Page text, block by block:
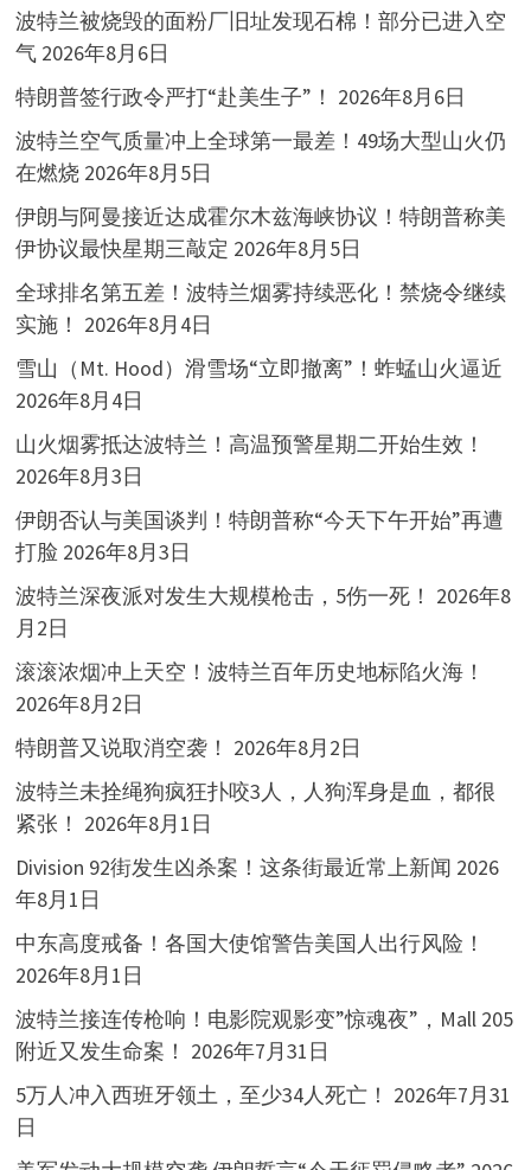
波特兰被烧毁的面粉厂旧址发现石棉！部分已进入空
气 2026年8月6日
特朗普签行政令严打“赴美生子”！ 2026年8月6日
波特兰空气质量冲上全球第一最差！49场大型山火仍
在燃烧 2026年8月5日
伊朗与阿曼接近达成霍尔木兹海峡协议！特朗普称美
伊协议最快星期三敲定 2026年8月5日
全球排名第五差！波特兰烟雾持续恶化！禁烧令继续
实施！ 2026年8月4日
雪山（Mt. Hood）滑雪场“立即撤离”！蚱蜢山火逼近
2026年8月4日
山火烟雾抵达波特兰！高温预警星期二开始生效！
2026年8月3日
伊朗否认与美国谈判！特朗普称“今天下午开始”再遭
打脸 2026年8月3日
波特兰深夜派对发生大规模枪击，5伤一死！ 2026年8
月2日
滚滚浓烟冲上天空！波特兰百年历史地标陷火海！
2026年8月2日
特朗普又说取消空袭！ 2026年8月2日
波特兰未拴绳狗疯狂扑咬3人，人狗浑身是血，都很
紧张！ 2026年8月1日
Division 92街发生凶杀案！这条街最近常上新闻 2026
年8月1日
中东高度戒备！各国大使馆警告美国人出行风险！
2026年8月1日
波特兰接连传枪响！电影院观影变”惊魂夜”，Mall 205
附近又发生命案！ 2026年7月31日
5万人冲入西班牙领土，至少34人死亡！ 2026年7月31
日